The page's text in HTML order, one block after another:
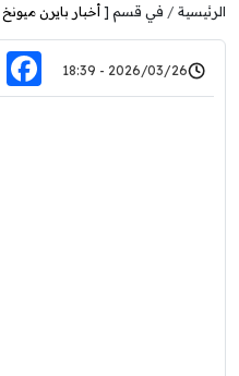
الرئيسية في قسم [ أخبار بايرن ميونخ
2026/03/26 - 18:39